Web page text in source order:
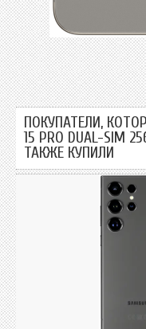
ПОКУПАТЕЛИ,
15 PRO DUAL-SIM
ТАКЖЕ КУПИЛИ